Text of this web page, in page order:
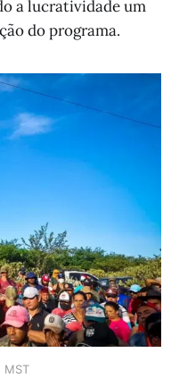
a lucratividade um
do programa.
MST